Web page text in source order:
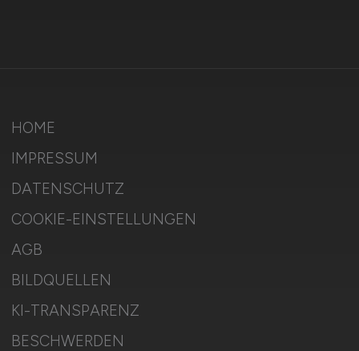
HOME
IMPRESSUM
DATENSCHUTZ
COOKIE-EINSTELLUNGEN
AGB
BILDQUELLEN
KI-TRANSPARENZ
BESCHWERDEN